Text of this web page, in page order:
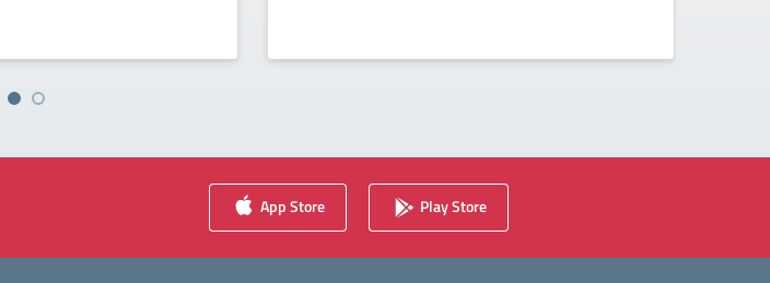
App Store Play Store